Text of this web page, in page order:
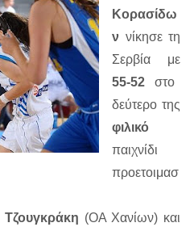
Κορασίδω
ν νίκησε τη
Σερβία με
55-52 στο
δεύτερο της
φιλικό
παιχνίδι
προετοιμασ
Τζουγκράκη (ΟΑ Χανίων) και